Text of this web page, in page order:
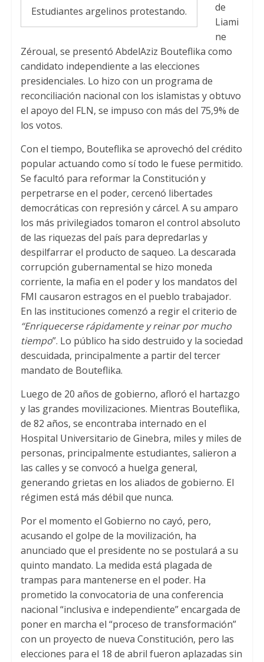
Estudiantes argelinos protestando.
de
Liami
ne
Zéroual, se presentó AbdelAziz Bouteflika como
candidato independiente a las elecciones
presidenciales. Lo hizo con un programa de
reconciliación nacional con los islamistas y obtuvo
el apoyo del FLN, se impuso con más del 75,9% de
los votos.
Con el tiempo, Bouteflika se aprovechó del crédito
popular actuando como sí todo le fuese permitido.
Se facultó para reformar la Constitución y
perpetrarse en el poder, cercenó libertades
democráticas con represión y cárcel. A su amparo
los más privilegiados tomaron el control absoluto
de las riquezas del país para depredarlas y
despilfarrar el producto de saqueo. La descarada
corrupción gubernamental se hizo moneda
corriente, la mafia en el poder y los mandatos del
FMI causaron estragos en el pueblo trabajador.
En las instituciones comenzó a regir el criterio de
“Enriquecerse rápidamente y reinar por mucho
tiempo”. Lo público ha sido destruido y la sociedad
descuidada, principalmente a partir del tercer
mandato de Bouteflika.
Luego de 20 años de gobierno, afloró el hartazgo
y las grandes movilizaciones. Mientras Bouteflika,
de 82 años, se encontraba internado en el
Hospital Universitario de Ginebra, miles y miles de
personas, principalmente estudiantes, salieron a
las calles y se convocó a huelga general,
generando grietas en los aliados de gobierno. El
régimen está más débil que nunca.
Por el momento el Gobierno no cayó, pero,
acusando el golpe de la movilización, ha
anunciado que el presidente no se postulará a su
quinto mandato. La medida está plagada de
trampas para mantenerse en el poder. Ha
prometido la convocatoria de una conferencia
nacional “inclusiva e independiente” encargada de
poner en marcha el “proceso de transformación”
con un proyecto de nueva Constitución, pero las
elecciones para el 18 de abril fueron aplazadas sin